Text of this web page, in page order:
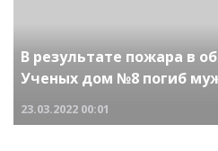
В результате пожара в
Ученых дом №8 погиб
23.03.2022 00:01